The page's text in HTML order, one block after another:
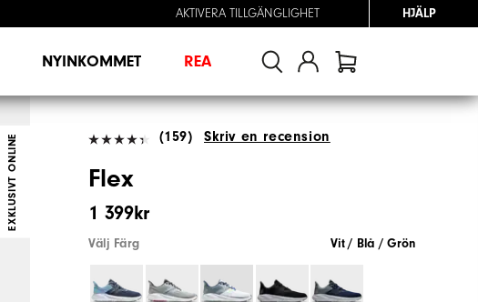
AKTIVERA TILLGÄNGLIGHET HJÄLP
NYINKOMMET REA
EXKLUSIVT ONLINE (159) Skriv en recension
Flex
1 399kr
Välj Färg Vit / Blå / Grön